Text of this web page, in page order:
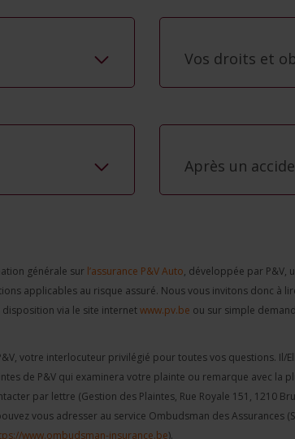
Vos droits et
Après un
générale sur l’assurance P&V Auto, développée par P&V,
applicables au risque assuré. Nous vous invitons donc à
disposition via le site internetwww.pv.be ou sur simple
votre interlocuteur privilégié pour toutes vos questions.
de P&V qui examinera votre plainte ou remarque avec la
par lettre (Gestion des Plaintes, Rue Royale 151, 1210
vous adresser au service Ombudsman des Assurances
www.ombudsman-insurance.be).